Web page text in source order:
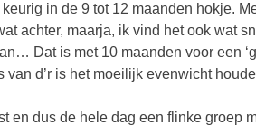
in de 9 tot 12 maanden hokje.
achter, maarja, ik vind het ook wat
Dat is met 10 maanden voor een
d’r is het moeilijk evenwicht
en dus de hele dag een flinke groep